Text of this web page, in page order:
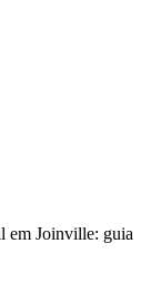
em Joinville: guia